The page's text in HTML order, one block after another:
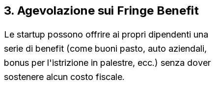
3. Agevolazione sui Fringe Benefit
Le startup possono offrire ai propri dipendenti una
serie di benefit (come buoni pasto, auto aziendali,
bonus per l'istrizione in palestre, ecc.) senza dover
sostenere alcun costo fiscale.